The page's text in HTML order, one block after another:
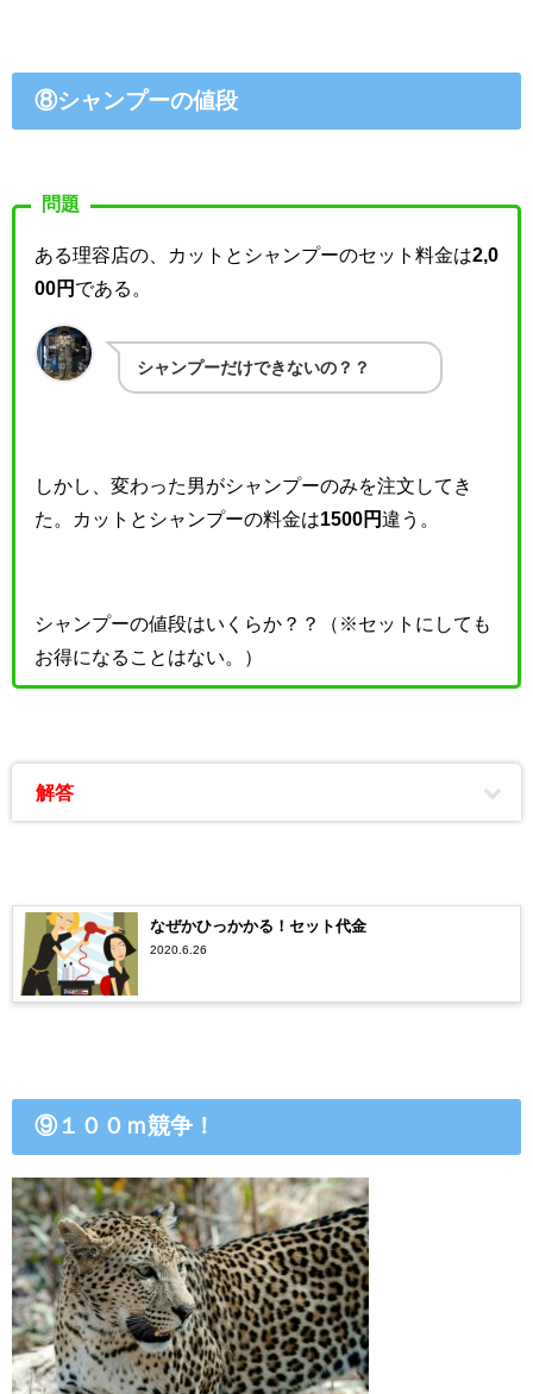
⑧シャンプーの値段
問題
ある理容店の、カットとシャンプーのセット料金は2,0
00円 である。
シャンプーだけできないの？？
しかし、変わった男がシャンプーのみを注文してき
た。カットとシャンプーの料金は1500円違う。
シャンプーの値段はいくらか？？（※セットにしても
お得になることはない。）
解答
なぜかひっかかる！セット代金
2020.6.26
⑨１００ｍ競争！